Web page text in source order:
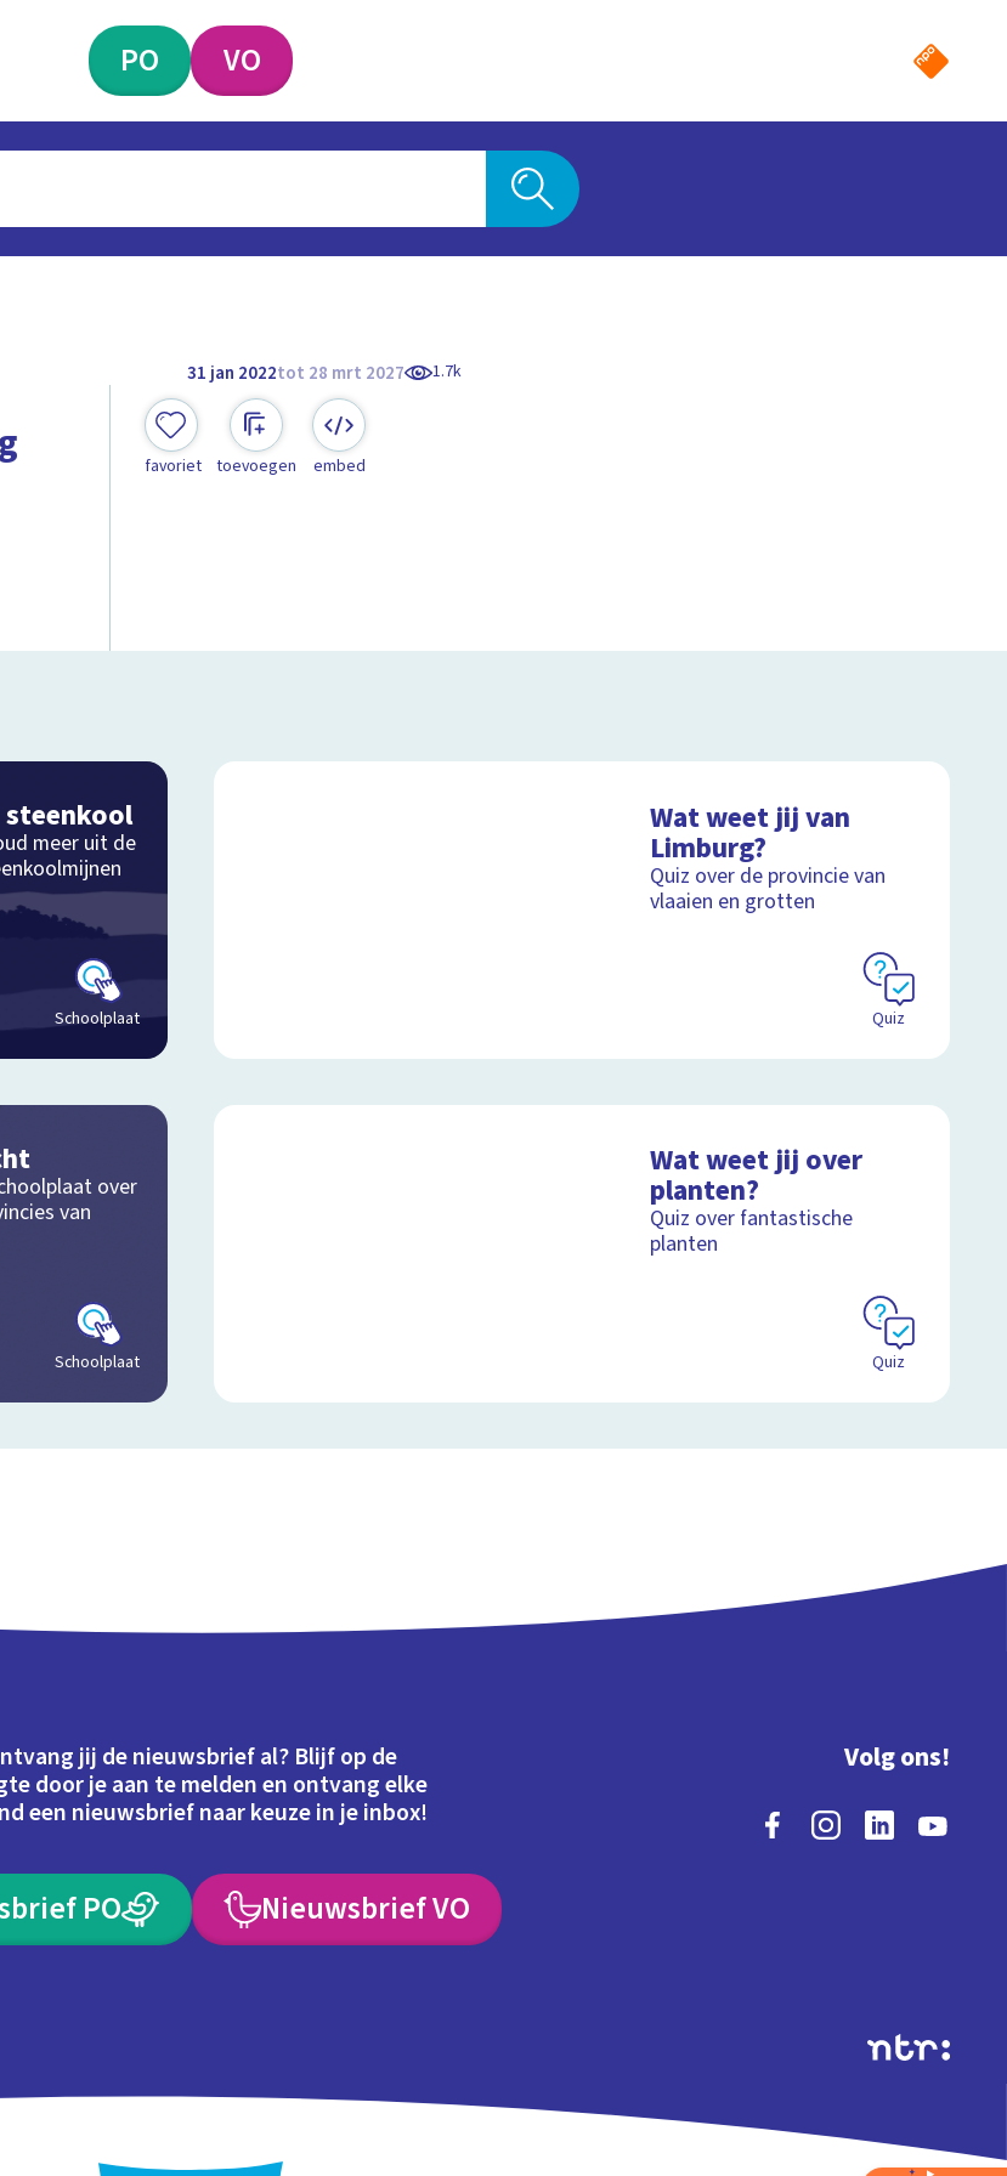
PO VO
31 jan 2022tot 28 mrt 2027 1.7k
favoriet toevoegen embed
steenkool
meer uit de
Schoolplaat
Wat weet jij van
Limburg?
Quiz over de provincie van
vlaaien en grotten
Quiz
over
van
Schoolplaat
Wat weet jij over
planten?
Quiz over fantastische
planten
Quiz
jij de nieuwsbrief al? Blijf op de
door je aan te melden en ontvang elke
een nieuwsbrief naar keuze in je inbox!
PO Nieuwsbrief VO
Volg ons!